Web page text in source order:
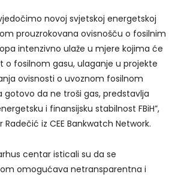
novoj svjetskoj energetskoj
prouzrokovana ovisnošču o fosilnim
intenzivno ulaže u mjere kojima će
o fosilnom gasu, ulaganje u projekte
ovisnosti o uvoznom fosilnom
gotovo da ne troši gas, predstavlja
i finansijsku stabilnost FBiH”,
iz CEE Bankwatch Network.
centar isticali su da se
omogućava netransparentna i